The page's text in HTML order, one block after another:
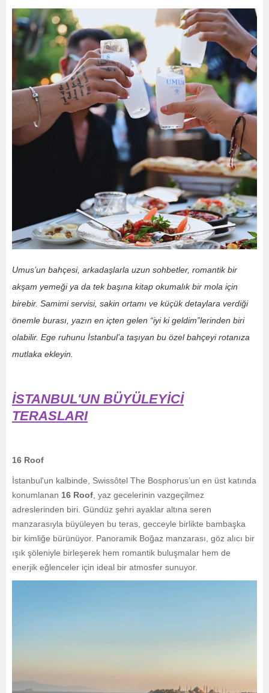
Umus’un bahçesi, arkadaşlarla uzun sohbetler, romantik bir
akşam yemeği ya da tek başına kitap okumalık bir mola için
birebir. Samimi servisi, sakin ortamı ve küçük detaylara verdiği
önemle burası, yazın en içten gelen “iyi ki geldim”lerinden biri
olabilir. Ege ruhunu İstanbul’a taşıyan bu özel bahçeyi rotanıza
mutlaka ekleyin.
İSTANBUL'UN BÜYÜLEYİCİ
TERASLARI
16 Roof
İstanbul'un kalbinde, Swissôtel The Bosphorus’un en üst katında
konumlanan 16 Roof , yaz gecelerinin vazgeçilmez
adreslerinden biri. Gündüz şehri ayaklar altına seren
manzarasıyla büyüleyen bu teras, gecceyle birlikte bambaşka
bir kimliğe bürünüyor. Panoramik Boğaz manzarası, göz alıcı bir
ışık şöleniyle birleşerek hem romantik buluşmalar hem de
enerjik eğlenceler için ideal bir atmosfer sunuyor.